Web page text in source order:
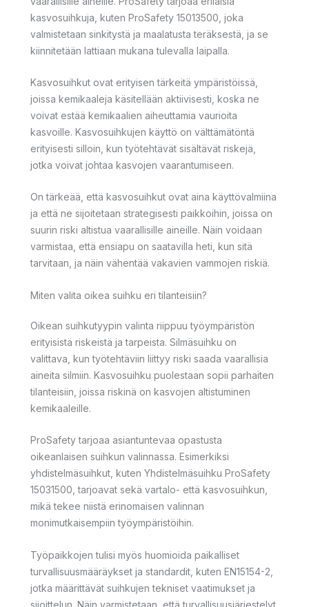
kasvosuihkuja, kuten ProSafety 15013500, joka
valmistetaan sinkitystä ja maalatusta teräksestä, ja se
kiinnitetään lattiaan mukana tulevalla laipalla.
Kasvosuihkut ovat erityisen tärkeitä ympäristöissä,
joissa kemikaaleja käsitellään aktiivisesti, koska ne
voivat estää kemikaalien aiheuttamia vaurioita
kasvoille. Kasvosuihkujen käyttö on välttämätöntä
erityisesti silloin, kun työtehtävät sisältävät riskejä,
jotka voivat johtaa kasvojen vaarantumiseen.
On tärkeää, että kasvosuihkut ovat aina käyttövalmiina
ja että ne sijoitetaan strategisesti paikkoihin, joissa on
suurin riski altistua vaarallisille aineille. Näin voidaan
varmistaa, että ensiapu on saatavilla heti, kun sitä
tarvitaan, ja näin vähentää vakavien vammojen riskiä.
Miten valita oikea suihku eri tilanteisiin?
Oikean suihkutyypin valinta riippuu työympäristön
erityisistä riskeistä ja tarpeista. Silmäsuihku on
valittava, kun työtehtäviin liittyy riski saada vaarallisia
aineita silmiin. Kasvosuihku puolestaan sopii parhaiten
tilanteisiin, joissa riskinä on kasvojen altistuminen
kemikaaleille.
ProSafety tarjoaa asiantuntevaa opastusta
oikeanlaisen suihkun valinnassa. Esimerkiksi
yhdistelmäsuihkut, kuten Yhdistelmäsuihku ProSafety
15031500, tarjoavat sekä vartalo- että kasvosuihkun,
mikä tekee niistä erinomaisen valinnan
monimutkaisempiin työympäristöihin.
Työpaikkojen tulisi myös huomioida paikalliset
turvallisuusmääräykset ja standardit, kuten EN15154-2,
jotka määrittävät suihkujen tekniset vaatimukset ja
sijoittelun. Näin varmistetaan, että turvallisuusjärjestelyt